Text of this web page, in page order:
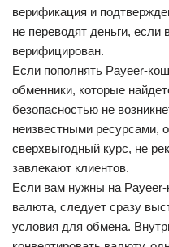
верификация и
не переводят деньги,
верифицирован.
Если пополнять Payeer-
обменники, которые
безопасностью не
неизвестными ресурсами,
сверхвыгодный курс, не
завлекают клиентов.
Если вам нужны на Payeer-
валюта, следует сразу
условия для обмена.